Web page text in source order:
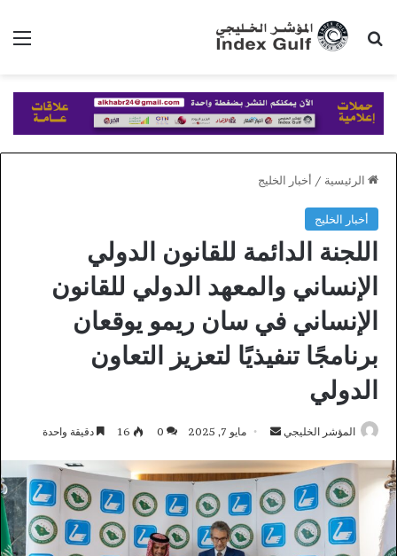
بحث عن
الرئيسية / أخبار الخليج
أخبار الخليج
اللجنة الدائمة للقانون الدولي
الإنساني والمعهد الدولي للقانون
الإنساني في سان ريمو يوقعان
برنامجًا تنفيذيًا لتعزيز التعاون
الدولي
المؤشر الخليجي
أرسل
إلكترونيا
مايو 7, 2025 0
16 دقيقة واحدة